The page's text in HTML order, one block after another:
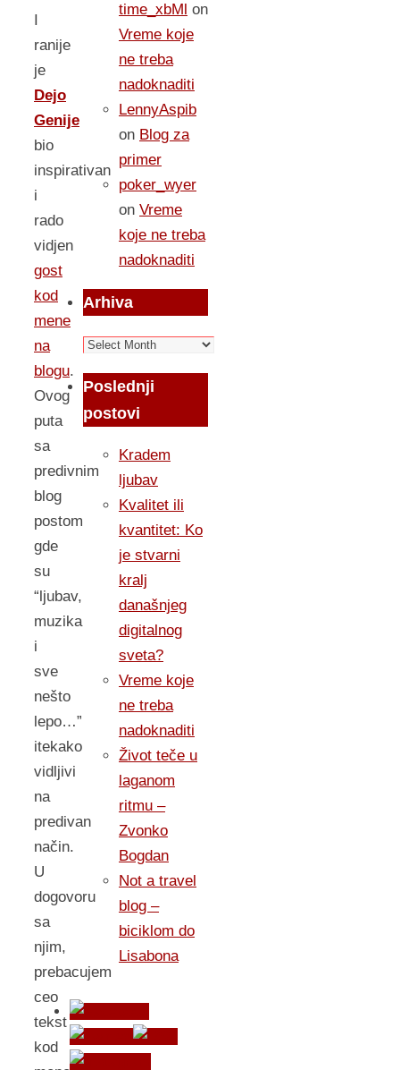
I
ranije
je
Dejo
Genije
bio
inspirativan
i
rado
vidjen
gost
kod
mene
na
blogu.
Ovog
puta
sa
predivnim
blog
postom
gde
su
“ljubav,
muzika
i
sve
nešto
lepo…”
itekako
vidljivi
na
predivan
način.
U
dogovoru
sa
njim,
prebacujem
ceo
tekst
kod
time_xbMl on
Vreme koje
ne treba
nadoknaditi
LennyAspib
on Blog za
primer
poker_wyer
on Vreme
koje ne treba
nadoknaditi
Arhiva
Arhiva
Poslednji
postovi
Kradem
ljubav
Kvalitet ili
kvantitet: Ko
je stvarni
kralj
današnjeg
digitalnog
sveta?
Vreme koje
ne treba
nadoknaditi
Život teče u
laganom
ritmu –
Zvonko
Bogdan
Not a travel
blog –
biciklom do
Lisabona